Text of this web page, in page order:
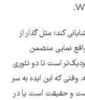
کند؛ مثل گذار از
نمایی متضمن
است تا دو تئوری
وقتی که این ایده به سر
و حقیقت است یا در